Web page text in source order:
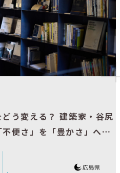
る？ 建築家・谷尻
便さ」を「豊かさ」へと